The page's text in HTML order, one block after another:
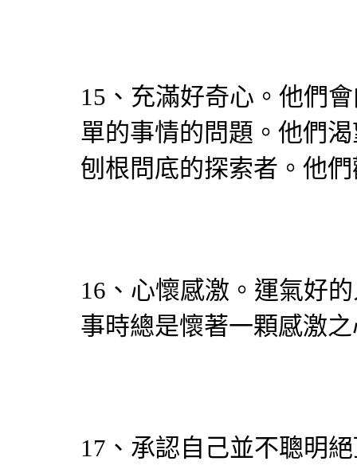
15、充滿好奇心。他們
單的事情的問題。他們
刨根問底的探索者。他
16、心懷感激。運氣好
事時總是懷著一顆感激
17、承認自己並不聰明